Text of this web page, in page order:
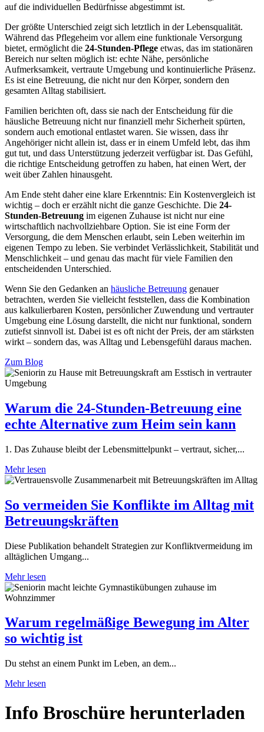
auf die individuellen Bedürfnisse abgestimmt ist.
Der größte Unterschied zeigt sich letztlich in der Lebensqualität.
Während das Pflegeheim vor allem eine funktionale Versorgung
bietet, ermöglicht die 24-Stunden-Pflege etwas, das im stationären
Bereich nur selten möglich ist: echte Nähe, persönliche
Aufmerksamkeit, vertraute Umgebung und kontinuierliche Präsenz.
Es ist eine Betreuung, die nicht nur den Körper, sondern den
gesamten Alltag stabilisiert.
Familien berichten oft, dass sie nach der Entscheidung für die
häusliche Betreuung nicht nur finanziell mehr Sicherheit spürten,
sondern auch emotional entlastet waren. Sie wissen, dass ihr
Angehöriger nicht allein ist, dass er in einem Umfeld lebt, das ihm
gut tut, und dass Unterstützung jederzeit verfügbar ist. Das Gefühl,
die richtige Entscheidung getroffen zu haben, hat einen Wert, der
weit über Zahlen hinausgeht.
Am Ende steht daher eine klare Erkenntnis: Ein Kostenvergleich ist
wichtig – doch er erzählt nicht die ganze Geschichte. Die 24-
Stunden-Betreuung im eigenen Zuhause ist nicht nur eine
wirtschaftlich nachvollziehbare Option. Sie ist eine Form der
Versorgung, die dem Menschen erlaubt, sein Leben weiterhin im
eigenen Tempo zu leben. Sie verbindet Verlässlichkeit, Stabilität und
Menschlichkeit – und genau das macht für viele Familien den
entscheidenden Unterschied.
Wenn Sie den Gedanken an häusliche Betreuung genauer
betrachten, werden Sie vielleicht feststellen, dass die Kombination
aus kalkulierbaren Kosten, persönlicher Zuwendung und vertrauter
Umgebung eine Lösung darstellt, die nicht nur funktional, sondern
zutiefst sinnvoll ist. Dabei ist es oft nicht der Preis, der am stärksten
wirkt – sondern das, was Alltag und Lebensgefühl daraus machen.
Zum Blog
Warum die 24-Stunden-Betreuung eine
echte Alternative zum Heim sein kann
1. Das Zuhause bleibt der Lebensmittelpunkt – vertraut, sicher,...
Mehr lesen
So vermeiden Sie Konflikte im Alltag mit
Betreuungskräften
Diese Publikation behandelt Strategien zur Konfliktvermeidung im
alltäglichen Umgang...
Mehr lesen
Warum regelmäßige Bewegung im Alter
so wichtig ist
Du stehst an einem Punkt im Leben, an dem...
Mehr lesen
Info Broschüre herunter­laden